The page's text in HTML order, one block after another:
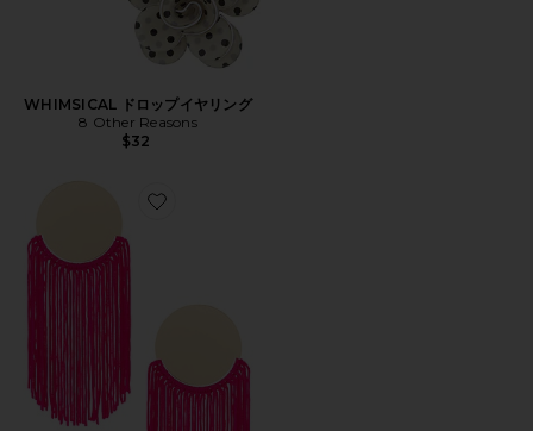
WHIMSICAL ドロップイヤリング
8 Other Reasons
$32
Favorite ROUND TOP ステートメントイヤリング